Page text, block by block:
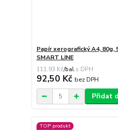
Papír xerografický A4, 80g,
SMART LINE
111,93 Kč/bal.
92,50 Kč bez DPH
Přidat
TOP produkt